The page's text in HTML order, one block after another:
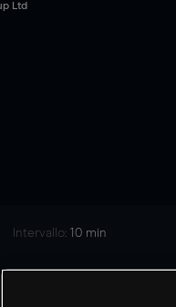
Ltd
Intervallo: 10 min